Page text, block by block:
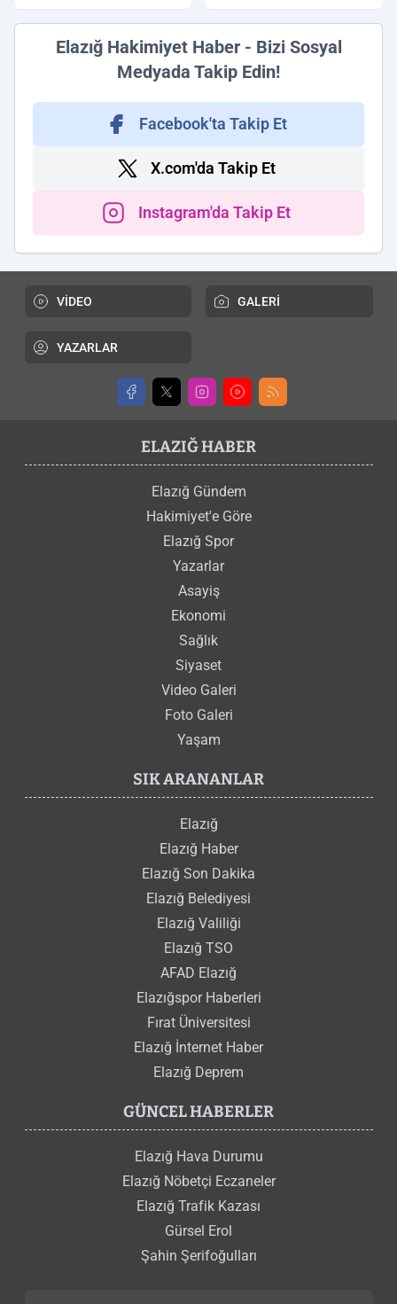
Elazığ Hakimiyet Haber - Bizi Sosyal
Medyada Takip Edin!
Facebook'ta Takip Et
X.com'da Takip Et
Instagram'da Takip Et
VİDEO GALERİ
YAZARLAR
ELAZIĞ HABER
Elazığ Gündem
Hakimiyet'e Göre
Elazığ Spor
Yazarlar
Asayiş
Ekonomi
Sağlık
Siyaset
Video Galeri
Foto Galeri
Yaşam
SIK ARANANLAR
Elazığ
Elazığ Haber
Elazığ Son Dakika
Elazığ Belediyesi
Elazığ Valiliği
Elazığ TSO
AFAD Elazığ
Elazığspor Haberleri
Fırat Üniversitesi
Elazığ İnternet Haber
Elazığ Deprem
GÜNCEL HABERLER
Elazığ Hava Durumu
Elazığ Nöbetçi Eczaneler
Elazığ Trafik Kazası
Gürsel Erol
Şahin Şerifoğulları